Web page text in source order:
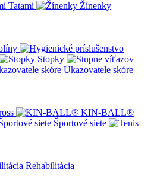
Tatami
Žínenky
Stopky
Ukazovatele skóre
KIN-BALL®
Športové siete
Rehabilitácia